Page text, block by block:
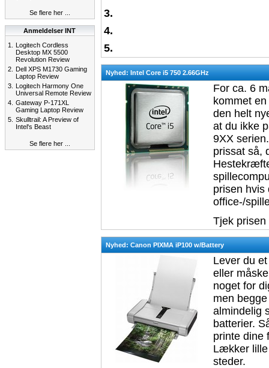
Se flere her ...
Anmeldelser INT
1.
Logitech Cordless
Desktop MX 5500
Revolution Review
2. Dell XPS M1730 Gaming
Laptop Review
3. Logitech Harmony One
Universal Remote Review
4. Gateway P-171XL
Gaming Laptop Review
5. Skulltrail: A Preview of
Intel's Beast
Se flere her ...
3.
4.
5.
Nyhed: Intel Core i5 750 2.66GHz
For ca. 6
kommet
den helt
at du ikke
9XX
prissat så,
prisen hvis
office-/
Tjek
Nyhed: Canon PIXMA iP100 w/Battery
Lever du
eller
noget for
men
almindelig
batterier.
printe dine
Lækker lille
steder.